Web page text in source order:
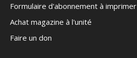
Formulaire d'abonnement à imprimer
Achat magazine à l'unité
Faire un don